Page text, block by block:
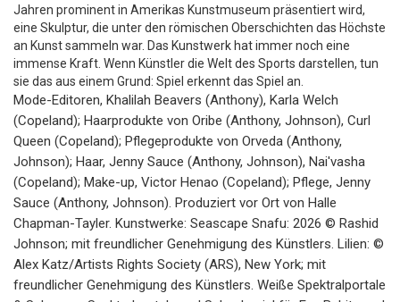
Jahren prominent in Amerikas Kunstmuseum präsentiert wird,
eine Skulptur, die unter den römischen Oberschichten das Höchste
an Kunst sammeln war. Das Kunstwerk hat immer noch eine
immense Kraft. Wenn Künstler die Welt des Sports darstellen, tun
sie das aus einem Grund: Spiel erkennt das Spiel an.
Mode-Editoren, Khalilah Beavers (Anthony), Karla Welch
(Copeland); Haarprodukte von Oribe (Anthony, Johnson), Curl
Queen (Copeland); Pflegeprodukte von Orveda (Anthony,
Johnson); Haar, Jenny Sauce (Anthony, Johnson), Nai'vasha
(Copeland); Make-up, Victor Henao (Copeland); Pflege, Jenny
Sauce (Anthony, Johnson). Produziert vor Ort von Halle
Chapman-Tayler. Kunstwerke: Seascape Snafu: 2026 © Rashid
Johnson; mit freundlicher Genehmigung des Künstlers. Lilien: ©
Alex Katz/Artists Rights Society (ARS), New York; mit
freundlicher Genehmigung des Künstlers. Weiße Spektralportale